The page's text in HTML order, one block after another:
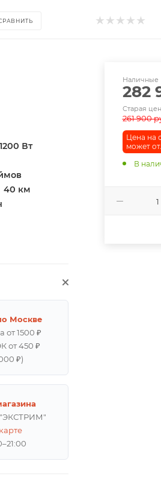
1200 Вт
40 км
Москве
от 1500 ₽
от 450 ₽
₽)
"ЭКСТРИМ"
Наличные
282
Старая
261 900
Цена на
может
В